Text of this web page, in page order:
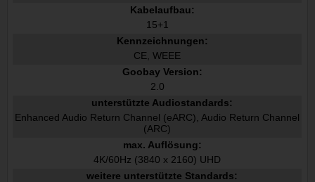
Kabelaufbau:
15+1
Kennzeichnungen:
CE, WEEE
Goobay Version:
2.0
unterstützte Audiostandards:
Enhanced Audio Return Channel (eARC), Audio Return Channel
(ARC)
max. Auflösung:
4K/60Hz (3840 x 2160) UHD
weitere unterstützte Standards: